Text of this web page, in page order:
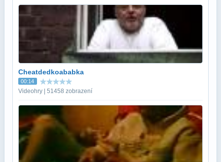
Cheatdedkoababka
00:14
Videohry | 51458 zobrazení